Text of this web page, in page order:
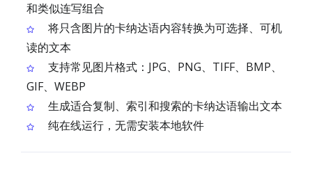
和类似连写组合
将只含图片的卡纳达语内容转换为可选择、可机
读的文本
支持常见图片格式：JPG、PNG、TIFF、BMP、
GIF、WEBP
生成适合复制、索引和搜索的卡纳达语输出文本
纯在线运行，无需安装本地软件